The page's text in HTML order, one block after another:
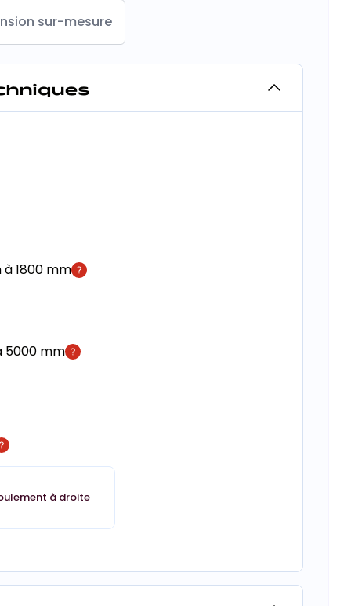
sur-mesure
1800 mm
5000 mm
à droite